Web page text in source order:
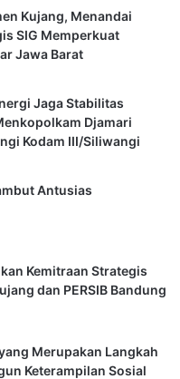
Kujang, Menandai
SIG Memperkuat
Jawa Barat
Jaga Stabilitas
Djamari
Kodam III/Siliwangi
Antusias
Kemitraan Strategis
dan PERSIB Bandung
yang Merupakan Langkah
Keterampilan Sosial